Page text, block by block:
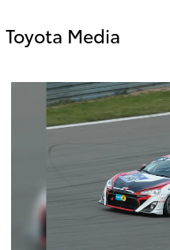
Toyota Media